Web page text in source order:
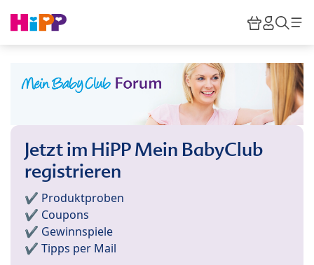
HiPP
Jetzt im HiPP Mein BabyClub
registrieren
✔️ Produktproben
✔️ Coupons
✔️ Gewinnspiele
✔️ Tipps per Mail